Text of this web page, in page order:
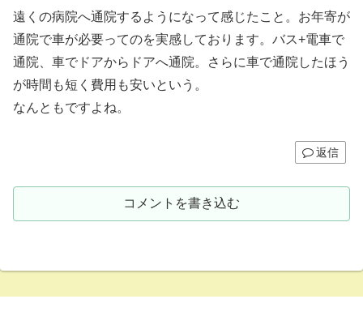
遠くの病院へ通院するようになって感じたこと。お年寄が
通院で車が必要ってのを実感しております。バス+電車で
通院、車でドアからドアへ通院。さらに車で通院したほう
が時間も短く費用も安いという。
なんともですよね。
返信
コメントを書き込む